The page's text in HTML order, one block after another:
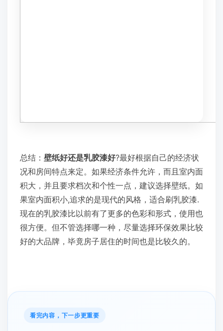
总结： 壁纸好还是乳胶漆好?最好根据自己的经济状
况和房间特点来定。如果经济条件允许，而且室内面
积大，并且要求档次和个性一点，建议选择壁纸。如
果室内面积小,追求的是现代的风格，适合刷乳胶漆.
现在的乳胶漆比以前有了更多的色彩和形式，使用也
很方便。但不管选择哪一种，尽量选择环保效果比较
好的大品牌，毕竟房子居住的时间也是比较久的。
看完内容，下一步更重要